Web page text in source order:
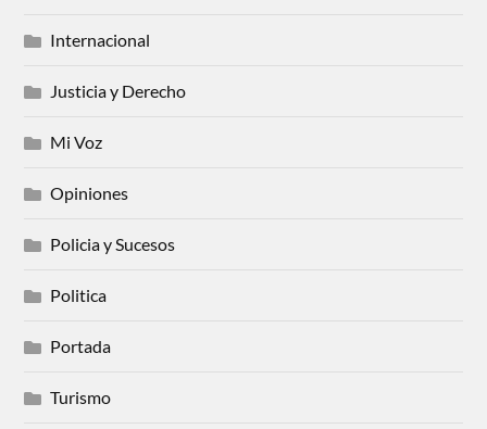
Internacional
Justicia y Derecho
Mi Voz
Opiniones
Policia y Sucesos
Politica
Portada
Turismo